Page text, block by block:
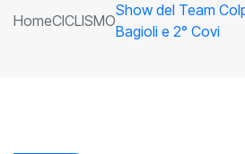
HomeCICLISMO
Show del Team
Bagioli e 2° Covi